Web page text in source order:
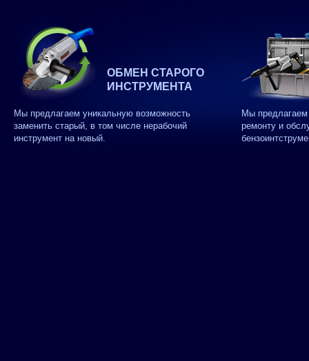
ОБМЕН СТАРОГО
ИНСТРУМЕНТА
Мы предлагаем уникальную возможность
заменить старый, в том числе нерабочий
инструмент на новый.
Мы
ремонту и